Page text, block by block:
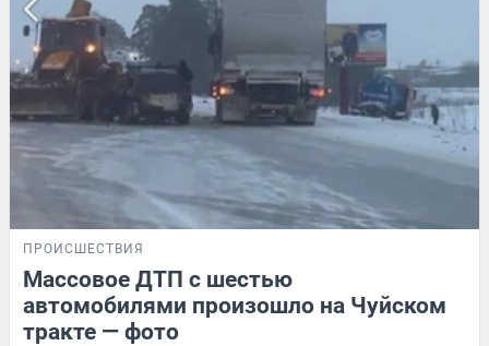
ПРОИСШЕСТВИЯ
Массовое ДТП с шестью
автомобилями произошло на Чуйском
тракте — фото